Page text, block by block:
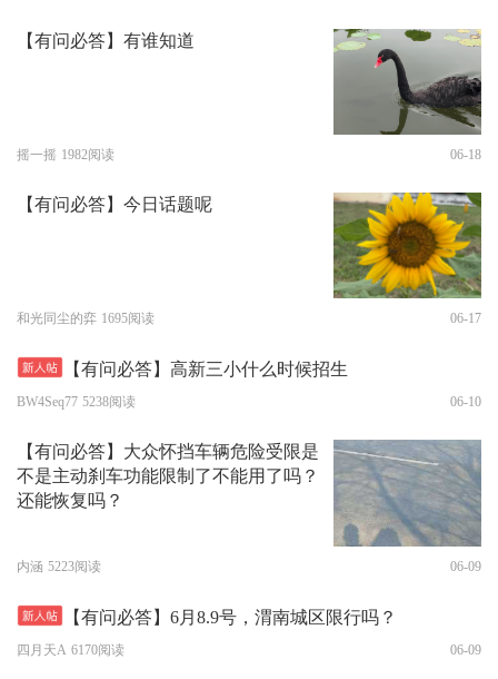
【有问必答】有谁知道
摇一摇 1982阅读 06-18
【有问必答】今日话题呢
和光同尘的弈 1695阅读 06-17
【有问必答】高新三小什么时候招生
BW4Seq77 5238阅读 06-10
【有问必答】大众怀挡车辆危险受限是
不是主动刹车功能限制了不能用了吗？
还能恢复吗？
内涵 5223阅读 06-09
【有问必答】6月8.9号，渭南城区限行吗？
四月天A 6170阅读 06-09